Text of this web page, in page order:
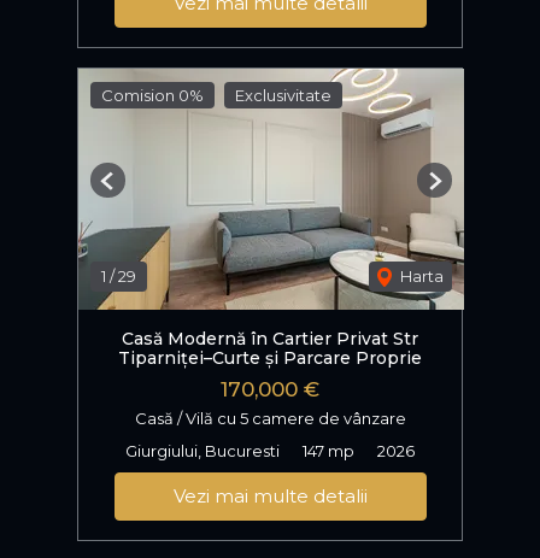
Comision 0% Exclusivitate
1 /29 Harta
Previous Next
Casă Modernă în Cartier Privat Str
Tiparniței–Curte și Parcare Proprie
170,000 €
Casă / Vilă cu 5 camere de vânzare
Giurgiului, Bucuresti
147 mp 2026
Vezi mai multe detalii